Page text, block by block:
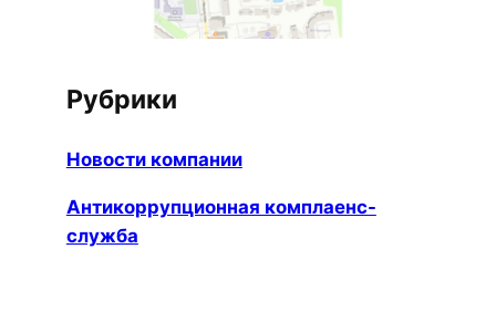
Рубрики
Новости компании
Антикоррупционная комплаенс-
служба